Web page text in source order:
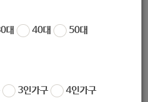
대 40대
50대
3인가구
4인가구